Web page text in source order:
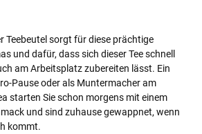
Teebeutel sorgt für diese prächtige
und dafür, dass sich dieser Tee schnell
am Arbeitsplatz zubereiten lässt. Ein
Pause oder als Muntermacher am
starten Sie schon morgens mit einem
und sind zuhause gewappnet, wenn
kommt.